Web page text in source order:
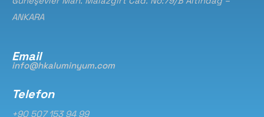
ANKARA
Email
info@hkaluminyum.com
Telefon
+90 507 153 94 99